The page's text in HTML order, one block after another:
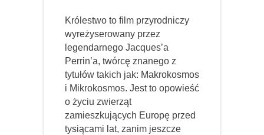
Królestwo to film przyrodniczy
wyreżyserowany przez
legendarnego Jacques’a
Perrin’a, twórcę znanego z
tytułów takich jak: Makrokosmos
i Mikrokosmos. Jest to opowieść
o życiu zwierząt
zamieszkujących Europę przed
tysiącami lat, zanim jeszcze